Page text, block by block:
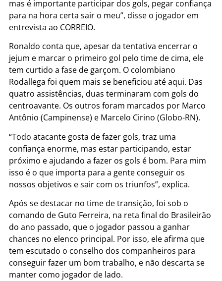
mas é importante participar dos gols, pegar confiança
para na hora certa sair o meu”, disse o jogador em
entrevista ao CORREIO.
Ronaldo conta que, apesar da tentativa encerrar o
jejum e marcar o primeiro gol pelo time de cima, ele
tem curtido a fase de garçom. O colombiano
Rodallega foi quem mais se beneficiou até aqui. Das
quatro assistências, duas terminaram com gols do
centroavante. Os outros foram marcados por Marco
Antônio (Campinense) e Marcelo Cirino (Globo-RN).
“Todo atacante gosta de fazer gols, traz uma
confiança enorme, mas estar participando, estar
próximo e ajudando a fazer os gols é bom. Para mim
isso é o que importa para a gente conseguir os
nossos objetivos e sair com os triunfos”, explica.
Após se destacar no time de transição, foi sob o
comando de Guto Ferreira, na reta final do Brasileirão
do ano passado, que o jogador passou a ganhar
chances no elenco principal. Por isso, ele afirma que
tem escutado o conselho dos companheiros para
conseguir fazer um bom trabalho, e não descarta se
manter como jogador de lado.